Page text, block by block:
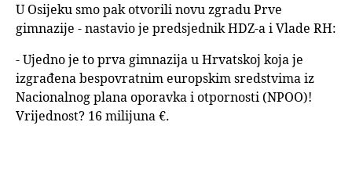
U Osijeku smo pak otvorili novu zgradu Prve
gimnazije - nastavio je predsjednik HDZ-a i Vlade RH:
- Ujedno je to prva gimnazija u Hrvatskoj koja je
izgrađena bespovratnim europskim sredstvima iz
Nacionalnog plana oporavka i otpornosti (NPOO)!
Vrijednost? 16 milijuna €.